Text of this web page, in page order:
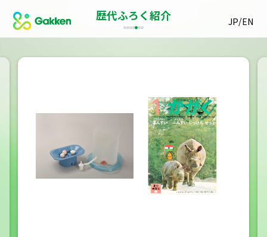
JP/EN
歴代ふろく紹介